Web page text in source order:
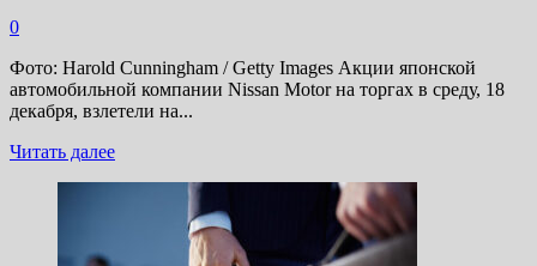
0
Фото: Harold Cunningham / Getty Images Акции японской
автомобильной компании Nissan Motor на торгах в среду, 18
декабря, взлетели на...
Читать далееПрочитать